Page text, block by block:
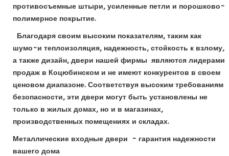
противосъемные штыри, усиленные петли и порошково-
полимерное покрытие.
Благодаря своим высоким показателям, таким как
шумо-и теплоизоляция, надежность, стойкость к взлому,
а также дизайн, двери нашей фирмы являются лидерами
продаж в Коцюбинском и не имеют конкурентов в своем
ценовом диапазоне. Соответствуя высоким требованиям
безопасности, эти двери могут быть установлены не
только в жилых домах, но и в магазинах,
производственных помещениях и складах.
Металлические входные двери - гарантия надежности
вашего дома